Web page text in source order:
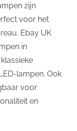
zijn
voor het
Ebay UK
in
lampen. Ook
voor
en